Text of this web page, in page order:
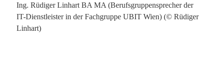
Ing. Rüdiger Linhart BA MA (Berufsgruppensprecher der
IT-Dienstleister in der Fachgruppe UBIT Wien) (© Rüdiger
Linhart)